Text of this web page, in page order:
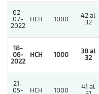
02-
07-
2022
HCH 1000
42 al
32
18-
06-
2022
HCH 1000
38 al
32
21-
05-
HCH 1000
41 al